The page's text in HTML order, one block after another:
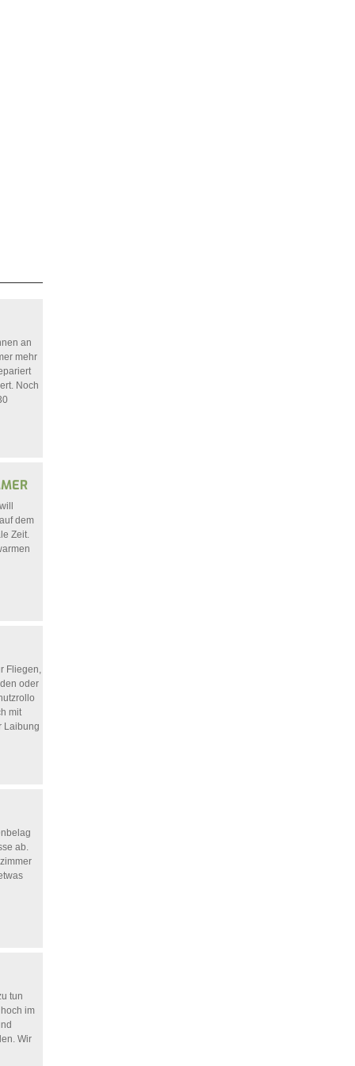
an
mehr
Noch
dem
Zeit.
Fliegen,
oder
mit
Laibung
ab.
tun
im
Wir